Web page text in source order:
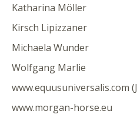
Katharina Möller
Kirsch Lipizzaner
Michaela Wunder
Wolfgang Marlie
www.equusuniversalis.com
www.morgan-horse.eu